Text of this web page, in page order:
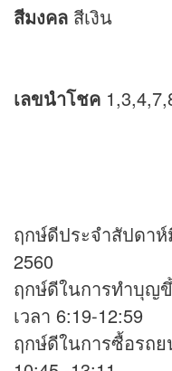
สีมงคล สีเงิน
เลขนำโชค
ฤกษ์ดีประจำสัปดา
2560
ฤกษ์ดีในการทำบุญ
เวลา 6:19-12:59
ฤกษ์ดีในการซื้อรถย